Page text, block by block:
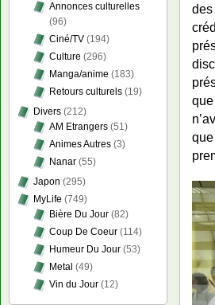
Annonces culturelles
(96)
Ciné/TV (194)
Culture (296)
Manga/anime (183)
Retours culturels (19)
Divers (212)
AM Etrangers (51)
Animes Autres (3)
Nanar (55)
Japon (295)
MyLife (749)
Bière Du Jour (82)
Coup De Coeur (114)
Humeur Du Jour (53)
Metal (49)
Vin du Jour (12)